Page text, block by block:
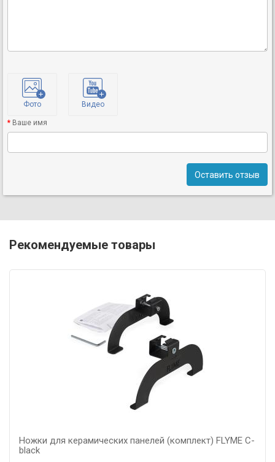
Фото Видео
Ваше имя
Оставить отзыв
Рекомендуемые товары
Ножки для керамических панелей (комплект) FLYME C-
black